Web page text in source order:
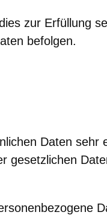
zur Erfüllung
befolgen.
Daten sehr
gesetzlichen